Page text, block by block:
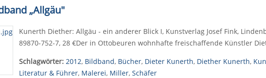
„Allgäu"
Kunerth Diether: Allgäu - ein anderer Blick I, Kunstverlag Josef Fink,
89870-752-7, 28 €Der in Ottobeuren wohnhafte freischaffende Künstler
Schlagwörter: 2012, Bildband, Bücher, Dieter Kunerth, Diether Kunerth,
Literatur & Führer, Malerei, Miller, Schäfer